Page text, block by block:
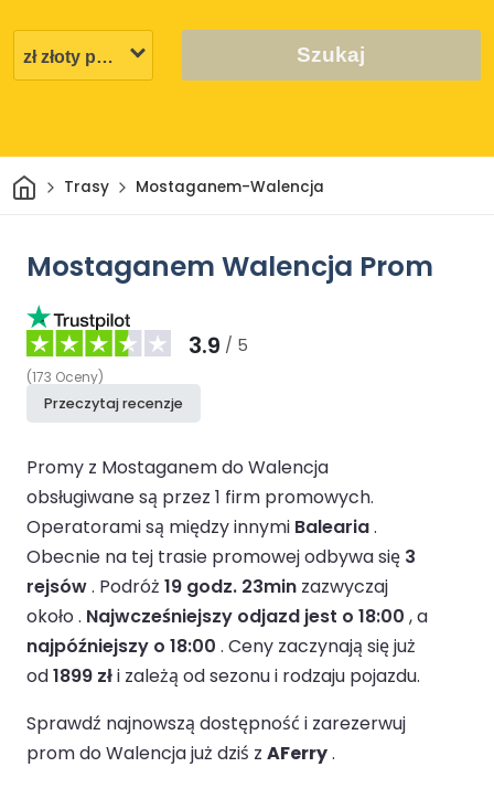
Szukaj
DomTrasy Mostaganem-Walencja
Mostaganem Walencja Prom
3.9 / 5
(173 Oceny)
Przeczytaj recenzje
Promy z Mostaganem do Walencja
obsługiwane są przez 1 firm promowych.
Operatorami są między innymi Balearia.
Obecnie na tej trasie promowej odbywa się 3
rejsów. Podróż 19 godz. 23min zazwyczaj
około . Najwcześniejszy odjazd jest o 18:00 , a
najpóźniejszy o 18:00 . Ceny zaczynają się już
od1899 złi zależą od sezonu i rodzaju pojazdu.
Sprawdź najnowszą dostępność i zarezerwuj
prom do Walencja już dziś z AFerry.